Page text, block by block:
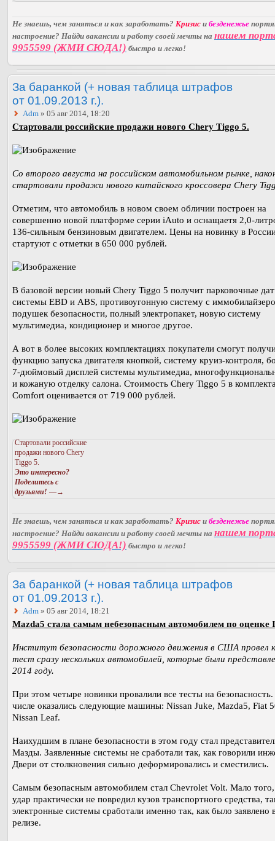
Не знаешь, чем заняться и как заработать? Кризис и безденежье
настроение? Найди вакансии и работу своей мечты на нашем
9955599 (ЖМИ СЮДА!) быстро и легко!
За баранкой (+ новая таблица штрафов
от 01.09.2013 г.).
Adm » 05 авг 2014, 18:20
Стартовали российские продажи нового Chery Tiggo 5.
Со второго августа на российском автомобильном рынке,
стартовали продажи нового китайского кроссовера Chery
Отметим, что автомобиль в новом своем обличии построен на
совершенно новой платформе серии iAuto и оснащаетя 2,0-
136-сильным бензиновым двигателем. Цены на новинку в
стартуют с отметки в 650 000 рублей.
В базовой версии новый Chery Tiggo 5 получит парковочные
системы EBD и ABS, противоугонную систему с
подушек безопасности, полный электропакет, новую систему
мультимедиа, кондиционер и многое другое.
А вот в более высоких комплектациях покупатели смогут
функцию запуска двигателя кнопкой, систему круиз-контроля,
7-дюймовый дисплей системы мультимедиа,
и кожаную отделку салона. Стоимость Chery Tiggo 5 в
Comfort оценивается от 719 000 рублей.
Стартовали российские
продажи нового Chery
Tiggo 5.
Это интересно?
Поделитесь с
друзьями! —→
Не знаешь, чем заняться и как заработать? Кризис и безденежье
настроение? Найди вакансии и работу своей мечты на нашем
9955599 (ЖМИ СЮДА!) быстро и легко!
За баранкой (+ новая таблица штрафов
от 01.09.2013 г.).
Adm » 05 авг 2014, 18:21
Mazda5 стала самым небезопасным автомобилем по оценке
Институт безопасности дорожного движения в США провел
тест сразу нескольких автомобилей, которые были
2014 году.
При этом четыре новинки провалили все тесты на
числе оказались следующие машины: Nissan Juke, Mazda5, Fiat
Nissan Leaf.
Наихудшим в плане безопасности в этом году стал
Мазды. Заявленные системы не сработали так, как говорили
Двери от столкновения сильно деформировались и сместились.
Самым безопасным автомобилем стал Chevrolet Volt. Мало
удар практически не повредил кузов транспортного средства,
электронные системы сработали именно так, как было заявлено
релизе.